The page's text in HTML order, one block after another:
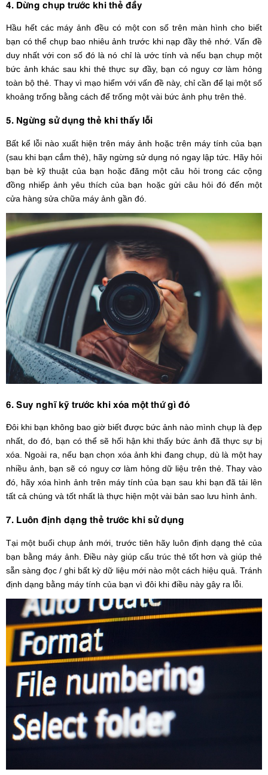
4. Dừng chụp trước khi thẻ đầy
Hầu hết các máy ảnh đều có một con số trên màn hình cho biết
bạn có thể chụp bao nhiêu ảnh trước khi nạp đầy thẻ nhớ. Vấn đề
duy nhất với con số đó là nó chỉ là ước tính và nếu bạn chụp một
bức ảnh khác sau khi thẻ thực sự đầy, bạn có nguy cơ làm hỏng
toàn bộ thẻ. Thay vì mạo hiểm với vấn đề này, chỉ cần để lại một số
khoảng trống bằng cách để trống một vài bức ảnh phụ trên thẻ.
5. Ngừng sử dụng thẻ khi thấy lỗi
Bất kể lỗi nào xuất hiện trên máy ảnh hoặc trên máy tính của bạn
(sau khi bạn cắm thẻ), hãy ngừng sử dụng nó ngay lập tức. Hãy hỏi
bạn bè kỹ thuật của bạn hoặc đăng một câu hỏi trong các cộng
đồng nhiếp ảnh yêu thích của bạn hoặc gửi câu hỏi đó đến một
cửa hàng sửa chữa máy ảnh gần đó.
6. Suy nghĩ kỹ trước khi xóa một thứ gì đó
Đôi khi bạn không bao giờ biết được bức ảnh nào mình chụp là đẹp
nhất, do đó, bạn có thể sẽ hối hận khi thấy bức ảnh đã thực sự bị
xóa. Ngoài ra, nếu bạn chọn xóa ảnh khi đang chụp, dù là một hay
nhiều ảnh, bạn sẽ có nguy cơ làm hỏng dữ liệu trên thẻ. Thay vào
đó, hãy xóa hình ảnh trên máy tính của bạn sau khi bạn đã tải lên
tất cả chúng và tốt nhất là thực hiện một vài bản sao lưu hình ảnh.
7. Luôn định dạng thẻ trước khi sử dụng
Tại một buổi chụp ảnh mới, trước tiên hãy luôn định dạng thẻ của
bạn bằng máy ảnh. Điều này giúp cấu trúc thẻ tốt hơn và giúp thẻ
sẵn sàng đọc / ghi bất kỳ dữ liệu mới nào một cách hiệu quả. Tránh
định dạng bằng máy tính của bạn vì đôi khi điều này gây ra lỗi.